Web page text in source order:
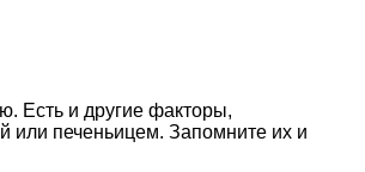
Есть и другие факторы,
или печеньицем. Запомните их и